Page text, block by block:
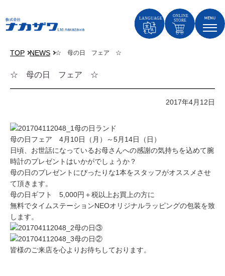
TOP NEWS ☆ 母の日 フェア ☆
☆ 母の日 フェア ☆
2017年4月12日
母の日フェア 4月10日（月）～5月14日（日）
日頃、お世話になっているお母さんへの感謝の気持ちを込めて腕
時計のプレゼントはいかがでしょうか？
母の日のプレゼントにぴったりな1本をスタッフがオススメさせ
て頂きます。
母の日ギフト 5,000円＋税以上お買上の方に
無料でタイムステーションNEOオリジナルラッピングの包装を致
します。
皆様のご来店を心よりお待ちしております。